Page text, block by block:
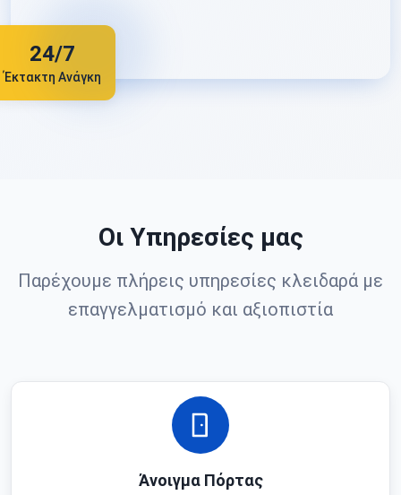
24/7
Έκτακτη Ανάγκη
Οι Υπηρεσίες μας
Παρέχουμε πλήρεις υπηρεσίες κλειδαρά με
επαγγελματισμό και αξιοπιστία
Άνοιγμα Πόρτας